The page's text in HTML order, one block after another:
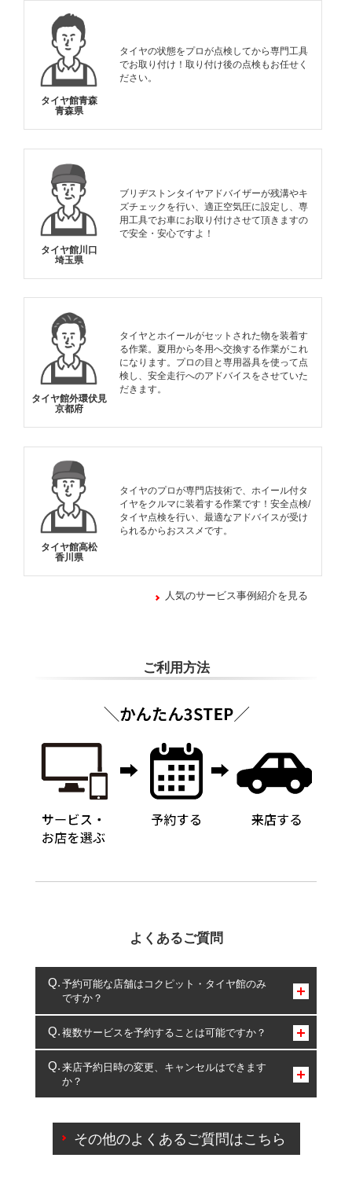
タイヤ館青森
青森県
タイヤの状態をプロが点検してから専門工具
でお取り付け！取り付け後の点検もお任せく
ださい。
タイヤ館川口
埼玉県
ブリヂストンタイヤアドバイザーが残溝やキ
ズチェックを行い、適正空気圧に設定し、専
用工具でお車にお取り付けさせて頂きますの
で安全・安心ですよ！
タイヤ館外環伏見
京都府
タイヤとホイールがセットされた物を装着す
る作業。夏用から冬用へ交換する作業がこれ
になります。プロの目と専用器具を使って点
検し、安全走行へのアドバイスをさせていた
だきます。
タイヤ館高松
香川県
タイヤのプロが専門店技術で、ホイール付タ
イヤをクルマに装着する作業です！安全点検/
タイヤ点検を行い、最適なアドバイスが受け
られるからおススメです。
人気のサービス事例紹介を見る
ご利用方法
よくあるご質問
予約可能な店舗はコクピット・タイヤ館のみ
ですか？
コクピット・タイヤ館のみとなります。
複数サービスを予約することは可能ですか？
複数サービスのご予約は可能です。
一部の商品・サービスの組み合わせに限り、同時にご予約が
出来ないものもございます。
来店予約日時の変更、キャンセルはできます
か？
ご来店予約日の3営業日前を過ぎている場合のご予約
の日時変更につきましては、直接ご予約の店舗まで
その他のよくあるご質問はこちら